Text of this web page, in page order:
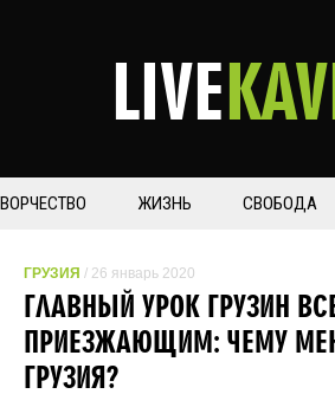
LIVE
ЖИЗНЬ СВОБОДА
ГРУЗИЯ / 26 январь 2020
ГЛАВНЫЙ УРОК ГРУЗИН
ПРИЕЗЖАЮЩИМ: ЧЕМУ
ГРУЗИЯ?